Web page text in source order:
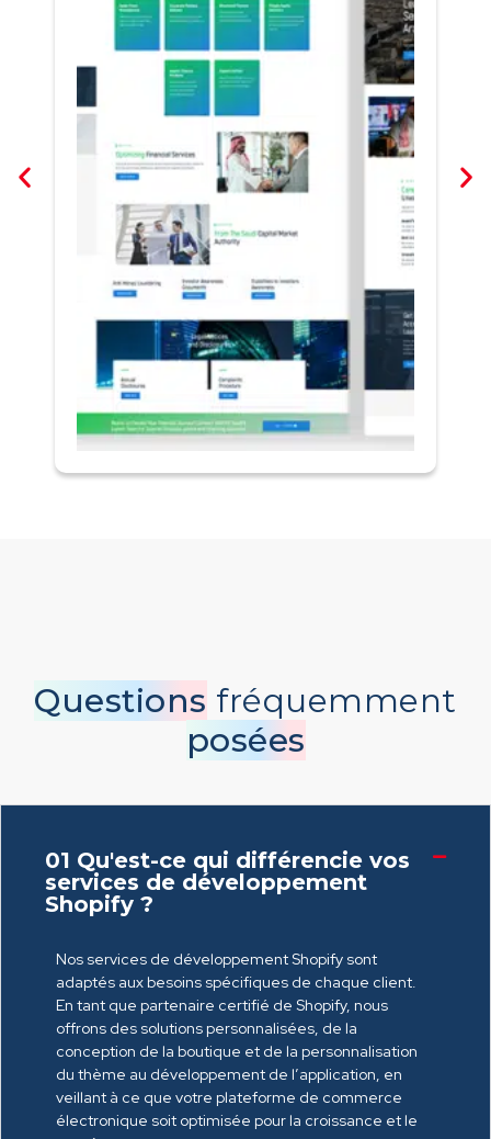
Questions fréquemment
posées
01 Qu'est-ce qui différencie vos
services de développement
Shopify ?
Nos services de développement Shopify sont
adaptés aux besoins spécifiques de chaque client.
En tant que partenaire certifié de Shopify, nous
offrons des solutions personnalisées, de la
conception de la boutique et de la personnalisation
du thème au développement de l’application, en
veillant à ce que votre plateforme de commerce
électronique soit optimisée pour la croissance et le